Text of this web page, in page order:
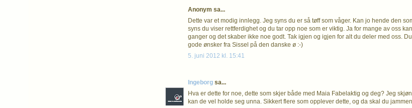
Anonym sa...
Dette var et modig innlegg. Jeg syns du er så tøff som våger. Kan jo hende den
syns du viser rettferdighet og du tar opp noe som er viktig. Ja for mange av oss
ganger og det skaber ikke noe godt. Tak igjen og igjen for alt du deler med oss.
gode ønsker fra Sissel på den danske ø :-)
5. juni 2012 kl. 15:41
Ingeborg sa...
Hva er dette for noe, dette som skjer både med Maia Fabelaktig og deg? Jeg
kan de vel holde seg unna. Sikkert flere som opplever dette, og da skal du